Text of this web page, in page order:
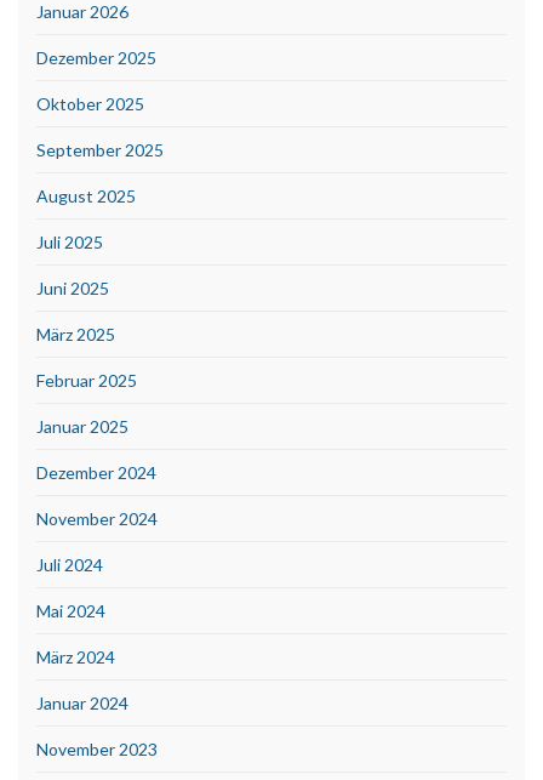
Januar 2026
Dezember 2025
Oktober 2025
September 2025
August 2025
Juli 2025
Juni 2025
März 2025
Februar 2025
Januar 2025
Dezember 2024
November 2024
Juli 2024
Mai 2024
März 2024
Januar 2024
November 2023